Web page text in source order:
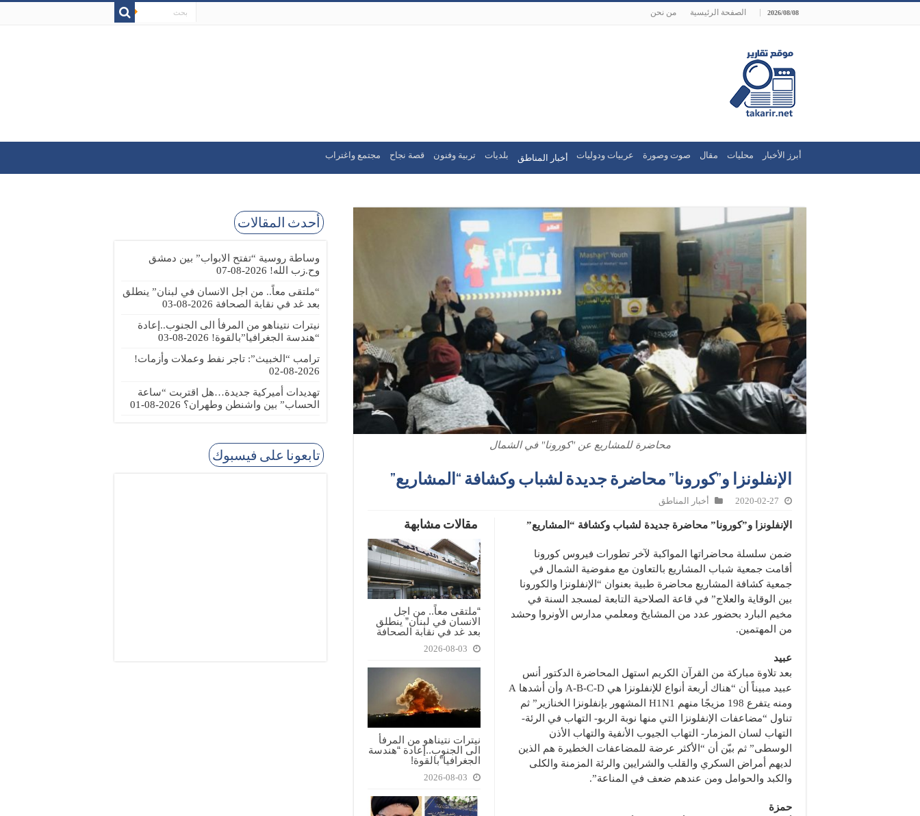
2026/08/08 الصفحة الرئيسية من نحن
أبرز الأخبار محليات مقال صوت وصورة عربيات ودوليات أخبار المناطق بلديات تربية وفنون قصة نجاح مجتمع واغتراب
محاضرة للمشاريع عن "كورونا" في الشمال
الإنفلونزا و”كورونا” محاضرة جديدة لشباب وكشافة “المشاريع”
2020-02-27 أخبار المناطق
مقالات مشابهة
“ملتقى معاً.. من اجل
الانسان في لبنان” ينطلق
بعد غد في نقابة الصحافة
2026-08-03
نيترات نتيناهو من المرفأ
الى الجنوب..إعادة “هندسة
الجغرافيا”بالقوة!
2026-08-03
الإنفلونزا و”كورونا” محاضرة جديدة لشباب وكشافة “المشاريع”
ضمن سلسلة محاضراتها المواكبة لآخر تطورات فيروس كورونا
أقامت جمعية شباب المشاريع بالتعاون مع مفوضية الشمال في
جمعية كشافة المشاريع محاضرة طبية بعنوان “الإنفلونزا والكورونا
بين الوقاية والعلاج” في قاعة الصلاحية التابعة لمسجد السنة في
مخيم البارد بحضور عدد من المشايخ ومعلمي مدارس الأونروا وحشد
من المهتمين.
عبيد
بعد تلاوة مباركة من القرآن الكريم استهل المحاضرة الدكتور أنس
عبيد مبيناً أن “هناك أربعة أنواع للإنفلونزا هي A-B-C-D وأن أشدها A
ومنه يتفرع 198 مزيجًا منهم H1N1 المشهور بإنفلونزا الخنازير” ثم
تناول “مضاعفات الإنفلونزا التي منها نوبة الربو- التهاب في الرئة-
التهاب لسان المزمار- التهاب الجيوب الأنفية والتهاب الأذن
الوسطى” ثم بيّن أن “الأكثر عرضة للمضاعفات الخطيرة هم الذين
لديهم أمراض السكري والقلب والشرايين والرئة المزمنة والكلى
والكبد والحوامل ومن عندهم ضعف في المناعة”.
حمزة
أحدث المقالات
وساطة روسية “تفتح الابواب” بين دمشق
وح.زب الله! 2026-08-07
“ملتقى معاً.. من اجل الانسان في لبنان” ينطلق
بعد غد في نقابة الصحافة 2026-08-03
نيترات نتيناهو من المرفأ الى الجنوب..إعادة
“هندسة الجغرافيا”بالقوة! 2026-08-03
ترامب “الخبيث”: تاجر نفط وعملات وأزمات!
2026-08-02
تهديدات أميركية جديدة…هل اقتربت “ساعة
الحساب” بين واشنطن وطهران؟ 2026-08-01
تابعونا على فيسبوك